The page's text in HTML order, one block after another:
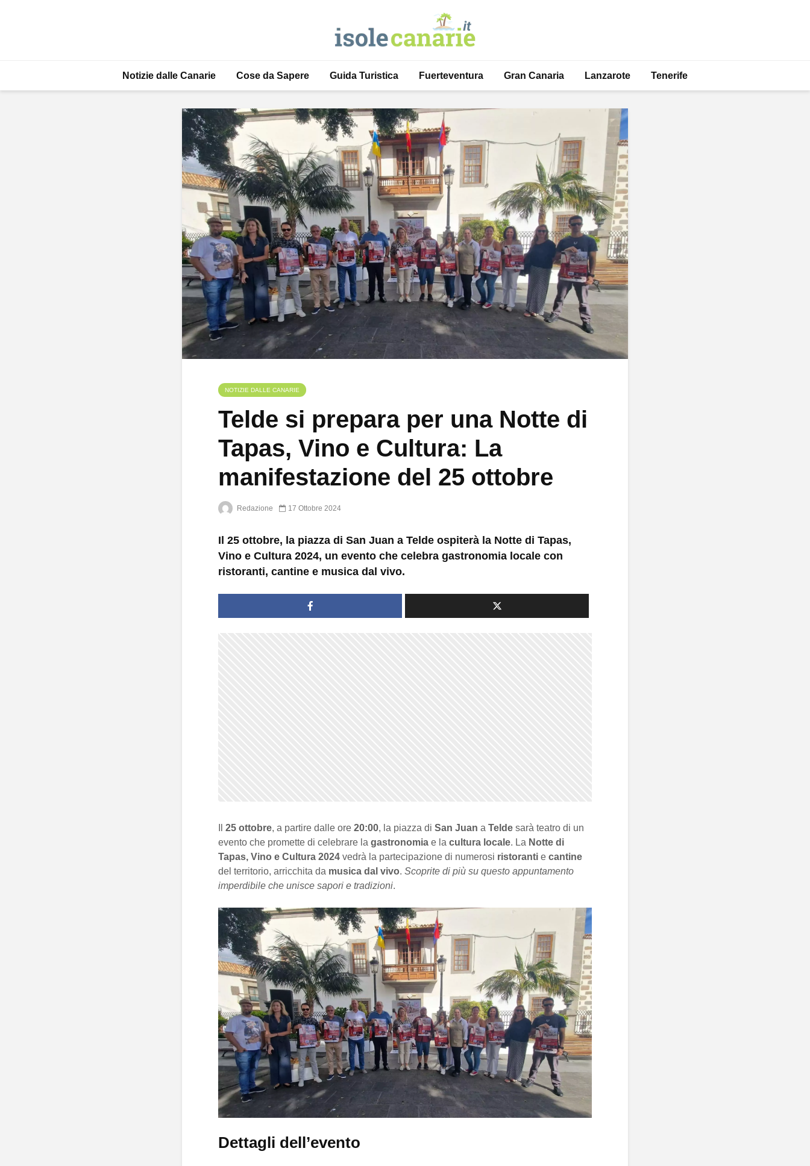
Notizie dalle Canarie Cose da Sapere Guida Turistica Fuerteventura Gran Canaria Lanzarote Tenerife
NOTIZIE DALLE CANARIE
Telde si prepara per una Notte di
Tapas, Vino e Cultura: La
manifestazione del 25 ottobre
Redazione 17 Ottobre 2024
Il 25 ottobre, la piazza di San Juan a Telde ospiterà la Notte di Tapas,
Vino e Cultura 2024, un evento che celebra gastronomia locale con
ristoranti, cantine e musica dal vivo.
25 ottobre, a partire dalle ore 20:00, la piazza di San Juan a Telde sarà teatro di un
evento che promette di celebrare la gastronomia e la cultura locale. La Notte di
Tapas, Vino e Cultura 2024 vedrà la partecipazione di numerosi ristoranti e cantine
del territorio, arricchita da musica dal vivo. Scoprite di più su questo appuntamento
imperdibile che unisce sapori e tradizioni.
Dettagli dell’evento